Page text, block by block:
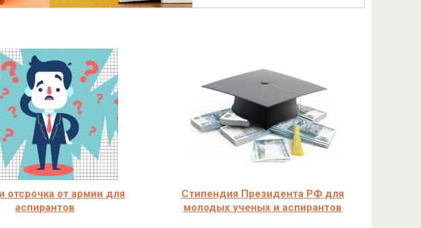
отсрочка от армии для
аспирантов
Стипендия Президента РФ для
молодых ученых и аспирантов